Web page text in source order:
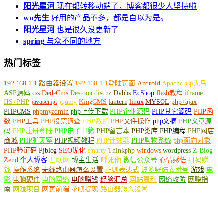
阳光星河 现在都转移动端了，博客都很少人坚持啦
wu先生 好用的产品不多，都是自以为是。
阳光星河 也是很久没更新了
spring 与众不同的地方
热门标签
192.168.1.1 路由器设置 192.168.1.1登陆页面 Android Apache asp大马
ASP源码 css DedeCms Destoon discuz Dvbbs EcShop flash教程 iframe
IIS+PHP javascript jquery KingCMS lantern linux MYSQL php+ajax
PHPCMS phpmyadmin php上传下载 PHP企业源码 PHP其它源码 PHP函
数 PHP工具 PHP投票调查 PHP数组 PHP文件操作 php文摘 PHP文章源
码 PHP注册登陆 PHP电子书籍 PHP留言本 PHP类库 PHP编程 PHP网店
商城 PHP聊天室 PHP视频教程 PHP计数器 PHP购物系统 php面向对象
PHP验证码 Pjblog SEO优化 smarty Thinkphp windows wordpress Z-Blog
Zend 个人博客 互联网 博主生活 呼死他 微信公众号 心情感悟 打码赚
钱 操作系统 无线路由器怎么设置 正则表达式 波多野结衣番号 游戏 电
影 电脑硬件 电脑网络 电脑赚钱 经验汇总 网站赢利 网络攻防 网赚指
南 网赚项目 网页前端 花呗提现 路由器怎么设置